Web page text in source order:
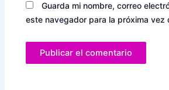
Guarda mi nombre, correo
este navegador para la próxima vez